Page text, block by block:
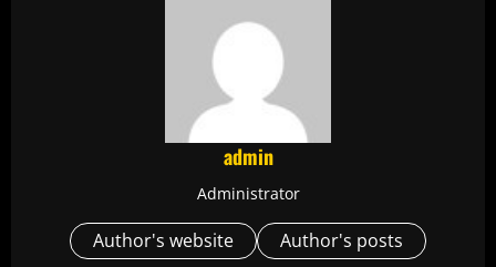
admin
Administrator
Author's website Author's posts